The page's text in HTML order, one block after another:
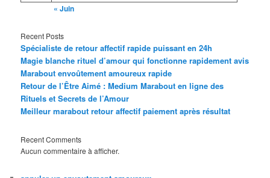
« Juin
Recent Posts
Spécialiste de retour affectif rapide puissant en 24h
Magie blanche rituel d’amour qui fonctionne rapidement avis
Marabout envoûtement amoureux rapide
Retour de l’Être Aimé : Medium Marabout en ligne des
Rituels et Secrets de l’Amour
Meilleur marabout retour affectif paiement après résultat
Recent Comments
Aucun commentaire à afficher.